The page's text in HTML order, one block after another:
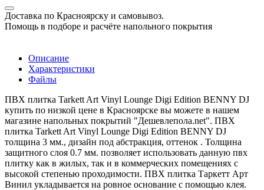
Доставка по Красноярску и самовывоз.
Помощь в подборе и расчёте напольного покрытия
Описание
Характеристики
Файлы
ПВХ плитка Tarkett Art Vinyl Lounge Digi Edition BENNY DJ
купить по низкой цене в Красноярске вы можете в нашем
магазине напольных покрытий "Дешевлепола.net". ПВХ
плитка Tarkett Art Vinyl Lounge Digi Edition BENNY DJ
толщина 3 мм., дизайн под абстракция, оттенок . Толщина
защитного слоя 0.7 мм. позволяет использовать данную пвх
плитку как в жилых, так и в коммерческих помещениях c
высокой степенью проходимости. ПВХ плитка Таркетт Арт
Винил укладывается на ровное основание с помощью клея.